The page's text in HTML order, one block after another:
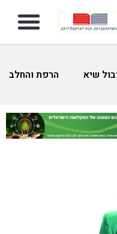
שיא הרפת והחלב